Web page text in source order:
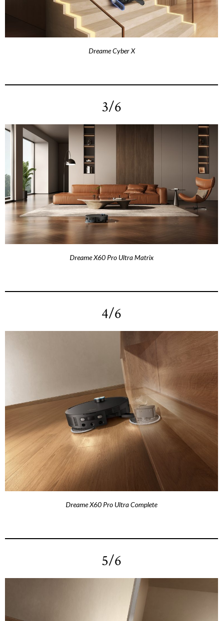
Dreame Cyber X
3/6
Dreame X60 Pro Ultra Matrix
4/6
Dreame X60 Pro Ultra Complete
5/6